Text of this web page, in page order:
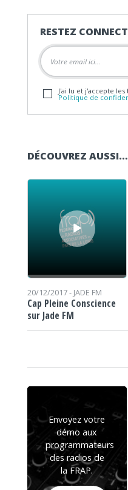
RESTEZ
J'ai lu et j'accepte
Politique de
DÉCOUVREZ AUSSI…
Lecteur audio
20/12/2017 - JADE FM
Cap Pleine Conscience
sur Jade FM
Envoyez votre
démo aux
programmateurs
des radios de
la FRAP.